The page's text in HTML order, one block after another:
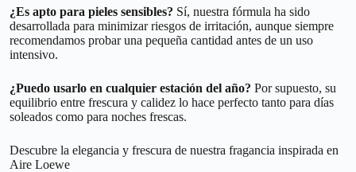
¿Es apto para pieles sensibles? Sí, nuestra fórmula ha sido
desarrollada para minimizar riesgos de irritación, aunque siempre
recomendamos probar una pequeña cantidad antes de un uso
intensivo.
¿Puedo usarlo en cualquier estación del año? Por supuesto, su
equilibrio entre frescura y calidez lo hace perfecto tanto para días
soleados como para noches frescas.
Descubre la elegancia y frescura de nuestra fragancia inspirada en
Aire Loewe